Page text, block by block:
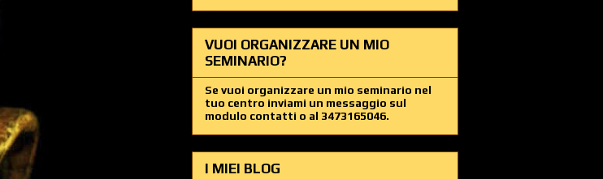
VUOI ORGANIZZARE UN MIO
SEMINARIO?
Se vuoi organizzare un mio seminario nel
tuo centro inviami un messaggio sul
modulo contatti o al 3473165046.
I MIEI BLOG